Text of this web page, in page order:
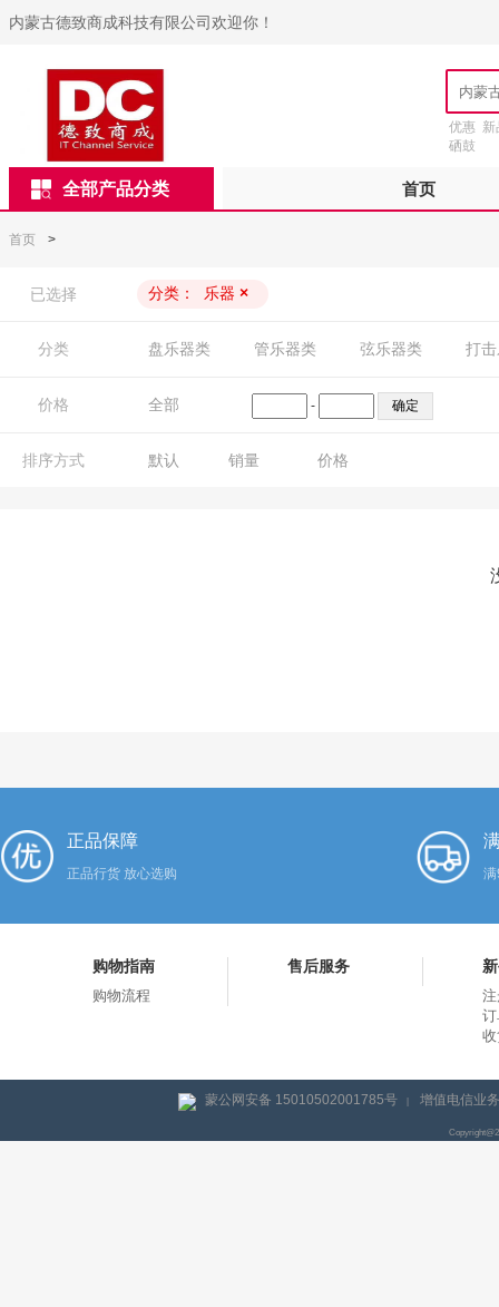
内蒙古德致商成科技有限公司欢迎你！
优惠 新
硒鼓
全部产品分类 首页
首页 >
已选择 分类： 乐器 ×
分类 盘乐器类 管乐器类 弦乐器类 打
价格 全部 -
排序方式 默认 销量 价格
正品保障
正品行货 放心选购
购物指南
购物流程
售后服务
蒙公网安备 15010502001785号 | 增值电信业